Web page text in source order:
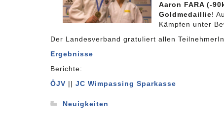
Aaron FARA (-
Goldmedaillie!
Kämpfen unter
Der Landesverband gratuliert allen
Ergebnisse
Berichte:
ÖJV || JC Wimpassing Sparkasse
Neuigkeiten